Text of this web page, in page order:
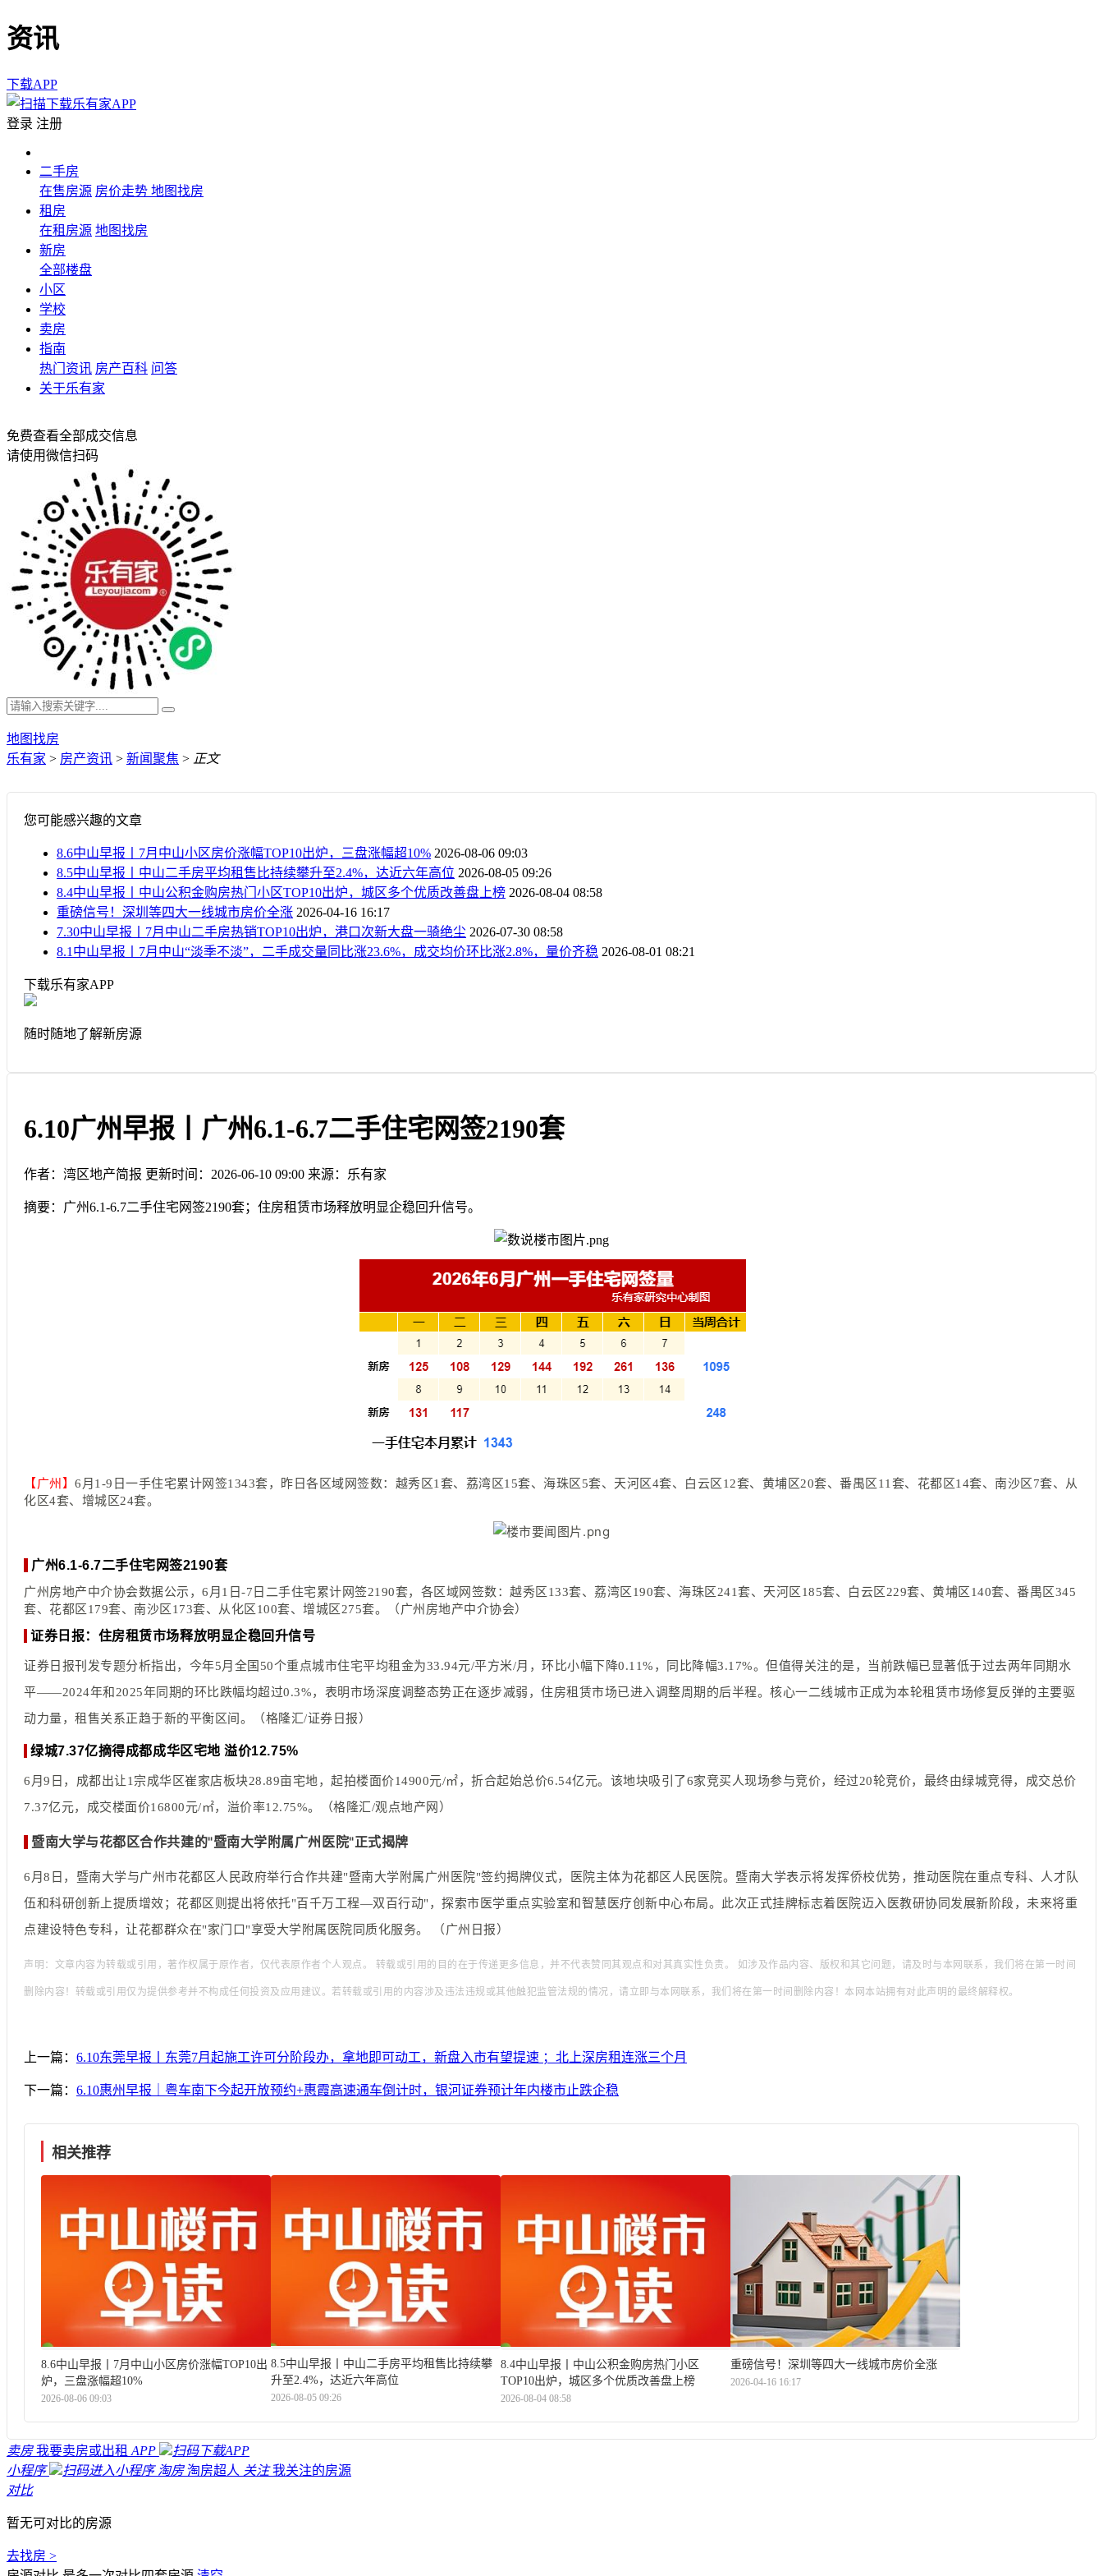
资讯
下载APP
登录 注册
二手房
在售房源 房价走势 地图找房
租房
在租房源 地图找房
新房
全部楼盘
小区
学校
卖房
指南
热门资讯 房产百科 问答
关于乐有家
免费查看全部成交信息
请使用微信扫码
地图找房
乐有家 > 房产资讯 > 新闻聚焦 > 正文
您可能感兴趣的文章
8.6中山早报丨7月中山小区房价涨幅TOP10出炉，三盘涨幅超10% 2026-08-06 09:03
8.5中山早报丨中山二手房平均租售比持续攀升至2.4%，达近六年高位 2026-08-05 09:26
8.4中山早报丨中山公积金购房热门小区TOP10出炉，城区多个优质改善盘上榜 2026-08-04 08:58
重磅信号！深圳等四大一线城市房价全涨 2026-04-16 16:17
7.30中山早报丨7月中山二手房热销TOP10出炉，港口次新大盘一骑绝尘 2026-07-30 08:58
8.1中山早报丨7月中山“淡季不淡”，二手成交量同比涨23.6%，成交均价环比涨2.8%，量价齐稳 2026-08-01 08:21
下载乐有家APP
随时随地了解新房源
6.10广州早报丨广州6.1-6.7二手住宅网签2190套
作者：湾区地产简报 更新时间：2026-06-10 09:00 来源：乐有家
摘要： 广州6.1-6.7二手住宅网签2190套；住房租赁市场释放明显企稳回升信号。
【广州】 6月1-9日一手住宅累计网签1343套，昨日各区域网签数：越秀区1套、荔湾区15套、海珠区5套、天河区4套、白云区12套、黄埔区20套、番禺区11套、花都区14套、南沙区7套、从
化区4套、增城区24套。
广州6.1-6.7二手住宅网签2190套
广州房地产中介协会数据公示，6月1日-7日二手住宅累计网签2190套，各区域网签数： 越秀区133套、荔湾区190套、海珠区241套、天河区185套、白云区229套、黄埔区140套、番禺区345
套、花都区179套、南沙区173套、从化区100套、增城区275套。
（广州房地产中介协会）
证券日报：住房租赁市场释放明显企稳回升信号
证券日报刊发专题分析指出，今年5月全国50个重点城市住宅平均租金为33.94元/平方米/月，环比小幅下降0.11%，同比降幅3.17%。但值得关注的是，当前跌幅已显著低于过去两年同期水
平——2024年和2025年同期的环比跌幅均超过0.3%，表明市场深度调整态势正在逐步减弱，住房租赁市场已进入调整周期的后半程。核心一二线城市正成为本轮租赁市场修复反弹的主要驱
动力量，租售关系正趋于新的平衡区间。（格隆汇/证券日报）
绿城7.37亿摘得成都成华区宅地 溢价12.75%
6月9日，成都出让1宗成华区崔家店板块28.89亩宅地，起拍楼面价14900元/㎡，折合起始总价6.54亿元。该地块吸引了6家竞买人现场参与竞价，经过20轮竞价，最终由绿城竞得，成交总价
7.37亿元，成交楼面价16800元/㎡，溢价率12.75%。（格隆汇/观点地产网）
暨南大学与花都区合作共建的"暨南大学附属广州医院"正式揭牌
6月8日，暨南大学与广州市花都区人民政府举行合作共建"暨南大学附属广州医院"签约揭牌仪式，医院主体为花都区人民医院。暨南大学表示将发挥侨校优势，推动医院在重点专科、人才队
伍和科研创新上提质增效；花都区则提出将依托"百千万工程—双百行动"，探索市医学重点实验室和智慧医疗创新中心布局。此次正式挂牌标志着医院迈入医教研协同发展新阶段，未来将重
点建设特色专科，让花都群众在"家门口"享受大学附属医院同质化服务。 （广州日报）
声明：文章内容为转载或引用，著作权属于原作者，仅代表原作者个人观点。 转载或引用的目的在于传递更多信息，并不代表赞同其观点和对其真实性负责。 如涉及作品内容、版权和其它问题，请及时与本网联系，我们将在第一时间
删除内容！转载或引用仅为提供参考并不构成任何投资及应用建议。若转载或引用的内容涉及违法违规或其他触犯监管法规的情况，请立即与本网联系，我们将在第一时间删除内容！本网本站拥有对此声明的最终解释权。
上一篇： 6.10东莞早报丨东莞7月起施工许可分阶段办，拿地即可动工，新盘入市有望提速 ；北上深房租连涨三个月
下一篇： 6.10惠州早报｜粤车南下今起开放预约+惠霞高速通车倒计时，银河证券预计年内楼市止跌企稳
相关推荐
8.6中山早报丨7月中山小区房价涨幅TOP10出
炉，三盘涨幅超10%
2026-08-06 09:03
8.5中山早报丨中山二手房平均租售比持续攀
升至2.4%，达近六年高位
2026-08-05 09:26
8.4中山早报丨中山公积金购房热门小区
TOP10出炉，城区多个优质改善盘上榜
2026-08-04 08:58
重磅信号！深圳等四大一线城市房价全涨
2026-04-16 16:17
卖房 我要卖房或出租 APP
扫码下载APP
小程序
扫码进入小程序 淘房 淘房超人 关注 我关注的房源
对比
暂无可对比的房源
去找房 >